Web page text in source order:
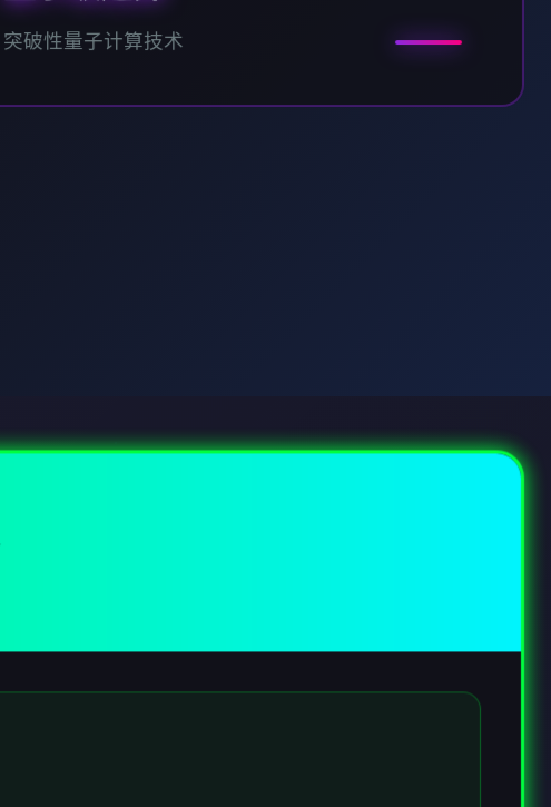
突破性量子计算技术